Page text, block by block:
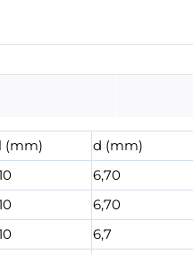
l (mm) d (mm)
6,70
6,70
6,7